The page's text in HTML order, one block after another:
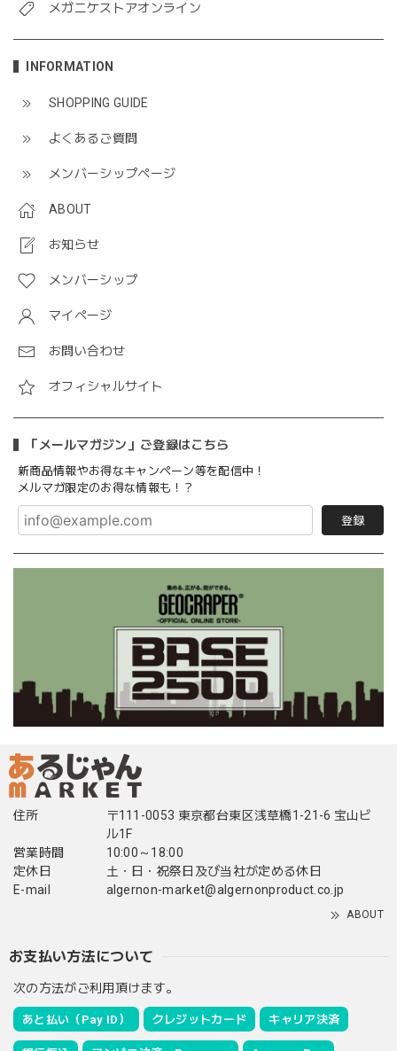
メガニケストアオンライン
INFORMATION
SHOPPING GUIDE
よくあるご質問
メンバーシップページ
ABOUT
お知らせ
メンバーシップ
マイページ
お問い合わせ
オフィシャルサイト
「メールマガジン」ご登録はこちら
新商品情報やお得なキャンペーン等を配信中！
メルマガ限定のお得な情報も！？
登録
住所
〒111-0053 東京都台東区浅草橋1-21-6 宝山ビ
ル1F
営業時間
10:00～18:00
定休日
土・日・祝祭日及び当社が定める休日
E-mail
algernon-market@algernonproduct.co.jp
ABOUT
お支払い方法について
次の方法がご利用頂けます。
あと払い（Pay ID） クレジットカード キャリア決済